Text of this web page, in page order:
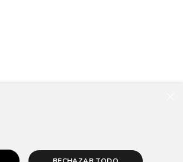
RECHAZAR TODO